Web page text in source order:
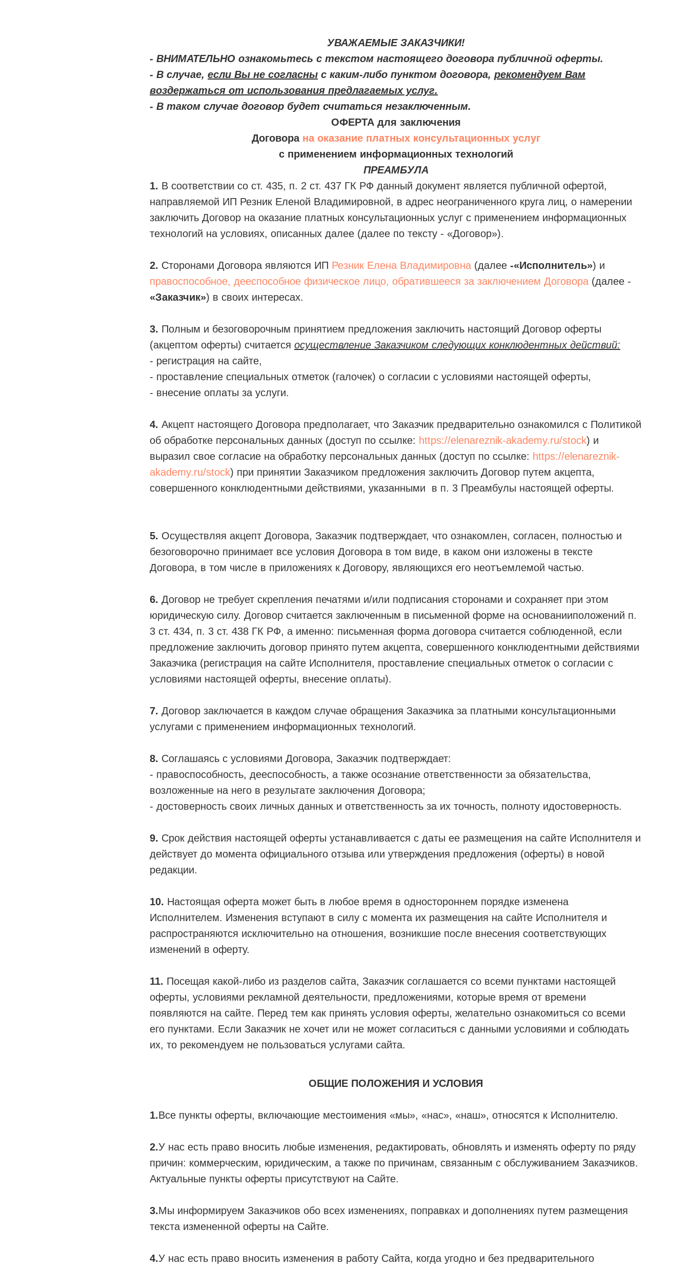
УВАЖАЕМЫЕ ЗАКАЗЧИКИ!
- ВНИМАТЕЛЬНО ознакомьтесь с текстом настоящего договора публичной оферты.
- В случае, если Вы не согласны с каким-либо пунктом договора, рекомендуем Вам
воздержаться от использования предлагаемых услуг.
- В таком случае договор будет считаться незаключенным.
ОФЕРТА для заключения
Договора на оказание платных консультационных услуг
с применением информационных технологий
ПРЕАМБУЛА
1. В соответствии со ст. 435, п. 2 ст. 437 ГК РФ данный документ является публичной офертой,
направляемой ИП Резник Еленой Владимировной, в адрес неограниченного круга лиц, о намерении
заключить Договор на оказание платных консультационных услуг с применением информационных
технологий на условиях, описанных далее (далее по тексту - «Договор»).
2. Сторонами Договора являются ИП Резник Елена Владимировна (далее -«Исполнитель») и
правоспособное, дееспособное физическое лицо, обратившееся за заключением Договора (далее -
«Заказчик») в своих интересах.
3. Полным и безоговорочным принятием предложения заключить настоящий Договор оферты
(акцептом оферты) считается осуществление Заказчиком следующих конклюдентных действий:
- регистрация на сайте,
- проставление специальных отметок (галочек) о согласии с условиями настоящей оферты,
- внесение оплаты за услуги.
4. Акцепт настоящего Договора предполагает, что Заказчик предварительно ознакомился с Политикой
об обработке персональных данных (доступ по ссылке: https://elenareznik-akademy.ru/stock) и
выразил свое согласие на обработку персональных данных (доступ по ссылке: https://elenareznik-
akademy.ru/stock) при принятии Заказчиком предложения заключить Договор путем акцепта,
совершенного конклюдентными действиями, указанными в п. 3 Преамбулы настоящей оферты.
5. Осуществляя акцепт Договора, Заказчик подтверждает, что ознакомлен, согласен, полностью и
безоговорочно принимает все условия Договора в том виде, в каком они изложены в тексте
Договора, в том числе в приложениях к Договору, являющихся его неотъемлемой частью.
6. Договор не требует скрепления печатями и/или подписания сторонами и сохраняет при этом
юридическую силу. Договор считается заключенным в письменной форме на основанииположений п.
3 ст. 434, п. 3 ст. 438 ГК РФ, а именно: письменная форма договора считается соблюденной, если
предложение заключить договор принято путем акцепта, совершенного конклюдентными действиями
Заказчика (регистрация на сайте Исполнителя, проставление специальных отметок о согласии с
условиями настоящей оферты, внесение оплаты).
7. Договор заключается в каждом случае обращения Заказчика за платными консультационными
услугами с применением информационных технологий.
8. Соглашаясь с условиями Договора, Заказчик подтверждает:
- правоспособность, дееспособность, а также осознание ответственности за обязательства,
возложенные на него в результате заключения Договора;
- достоверность своих личных данных и ответственность за их точность, полноту идостоверность.
9. Срок действия настоящей оферты устанавливается с даты ее размещения на сайте Исполнителя и
действует до момента официального отзыва или утверждения предложения (оферты) в новой
редакции.
10. Настоящая оферта может быть в любое время в одностороннем порядке изменена
Исполнителем. Изменения вступают в силу с момента их размещения на сайте Исполнителя и
распространяются исключительно на отношения, возникшие после внесения соответствующих
изменений в оферту.
11. Посещая какой-либо из разделов сайта, Заказчик соглашается со всеми пунктами настоящей
оферты, условиями рекламной деятельности, предложениями, которые время от времени
появляются на сайте. Перед тем как принять условия оферты, желательно ознакомиться со всеми
его пунктами. Если Заказчик не хочет или не может согласиться с данными условиями и соблюдать
их, то рекомендуем не пользоваться услугами сайта.
ОБЩИЕ ПОЛОЖЕНИЯ И УСЛОВИЯ
1.Все пункты оферты, включающие местоимения «мы», «нас», «наш», относятся к Исполнителю.
2.У нас есть право вносить любые изменения, редактировать, обновлять и изменять оферту по ряду
причин: коммерческим, юридическим, а также по причинам, связанным с обслуживанием Заказчиков.
Актуальные пункты оферты присутствуют на Сайте.
3.Мы информируем Заказчиков обо всех изменениях, поправках и дополнениях путем размещения
текста измененной оферты на Сайте.
4.У нас есть право вносить изменения в работу Сайта, когда угодно и без предварительного